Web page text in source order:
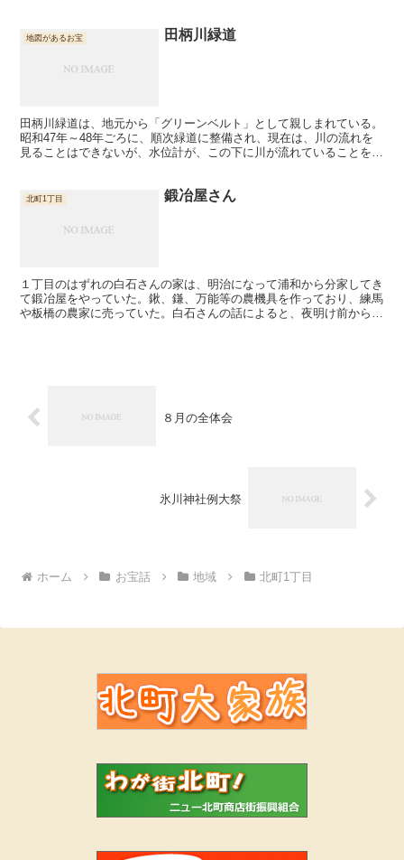
地図があるお宝 田柄川緑道
田柄川緑道は、地元から「グリーンベルト」として親しまれている。
昭和47年～48年ごろに、順次緑道に整備され、現在は、川の流れを
見ることはできないが、水位計が、この下に川が流れていることを物
北町1丁目 鍛冶屋さん
１丁目のはずれの白石さんの家は、明治になって浦和から分家してき
て鍛冶屋をやっていた。鍬、鎌、万能等の農機具を作っており、練馬
や板橋の農家に売っていた。白石さんの話によると、夜明け前から農
８月の全体会
氷川神社例大祭
ホーム お宝話 地域 北町1丁目